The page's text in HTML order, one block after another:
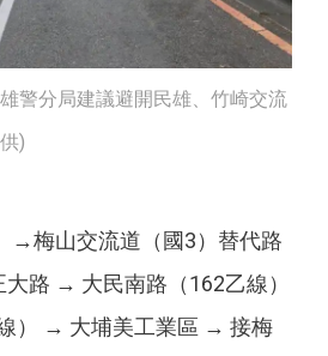
警分局建議避開民雄、竹崎交流
)
→梅山交流道（國3）替代路
路 → 大民南路（162乙線）
） → 大埔美工業區 → 接梅